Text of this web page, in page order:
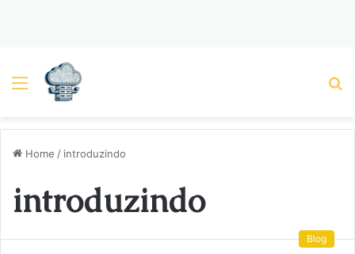
Menu
Home / introduzindo
introduzindo
Blog